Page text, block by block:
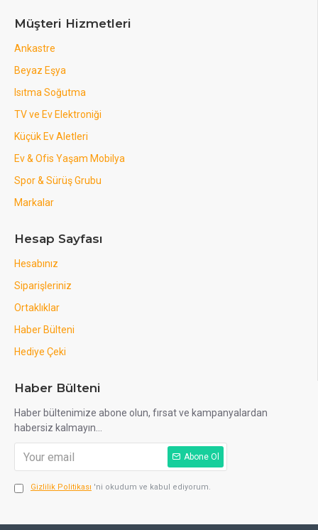
Müşteri Hizmetleri
Ankastre
Beyaz Eşya
Isıtma Soğutma
TV ve Ev Elektroniği
Küçük Ev Aletleri
Ev & Ofis Yaşam Mobilya
Spor & Sürüş Grubu
Markalar
Hesap Sayfası
Hesabınız
Siparişleriniz
Ortaklıklar
Haber Bülteni
Hediye Çeki
Haber Bülteni
Haber bültenimize abone olun, fırsat ve kampanyalardan
habersiz kalmayın...
Abone Ol
Gizlilik Politikası 'ni okudum ve kabul ediyorum.